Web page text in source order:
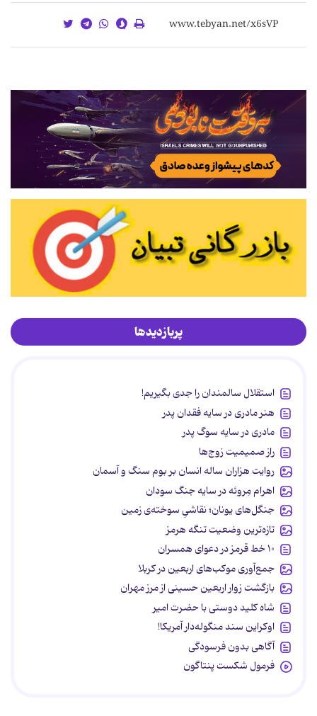
پربازدیدها
استقلال سالمندان را جدی بگیریم!
هنر مادری در سایه‌ فقدان پدر
مادری در سایه سوگ پدر
راز صمیمیت زوج‌ها
روایت هزاران ساله انسان بر بوم سنگ و آسمان
اهرام مِروئه در سایه جنگ سودان
جنگل‌های یونان؛ نقاشیِ سوخته‌ی زمین
تازه‌ترین وضعیت تنگه هرمز
۱۰ خط قرمز در دعوای همسران
جمع‌آوری موکب‌های اربعین در کربلا
بازگشت زوار اربعین حسینی از مرز مهران
شاه کلید دوستی با حضرت امیر
اوکراین سند منگوله‌دار آمریکا!
آگاهی بدون فرسودگی
فرمول شکست پنتاگون